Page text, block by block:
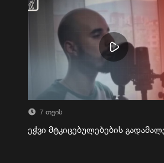
7 თვის
ეჭვი მტკიცებულებების